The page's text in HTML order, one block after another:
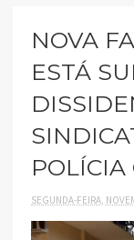
NOVA
ESTÁ
POLÍCIA
SEGUNDA-FEIRA,